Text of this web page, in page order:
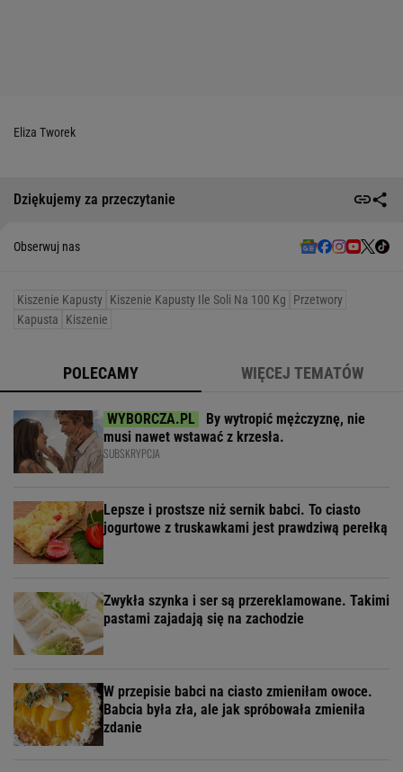
Eliza Tworek
Dziękujemy za przeczytanie
Obserwuj nas
Kiszenie Kapusty Kiszenie Kapusty Ile Soli Na 100 Kg
Przetwory
Kapusta
Kiszenie
POLECAMY WIĘCEJ TEMATÓW
By wytropić mężczyznę, nie
musi nawet wstawać z krzesła.
SUBSKRYPCJA
Lepsze i prostsze niż sernik babci. To ciasto
jogurtowe z truskawkami jest prawdziwą perełką
Zwykła szynka i ser są przereklamowane. Takimi
pastami zajadają się na zachodzie
W przepisie babci na ciasto zmieniłam owoce.
Babcia była zła, ale jak spróbowała zmieniła
zdanie